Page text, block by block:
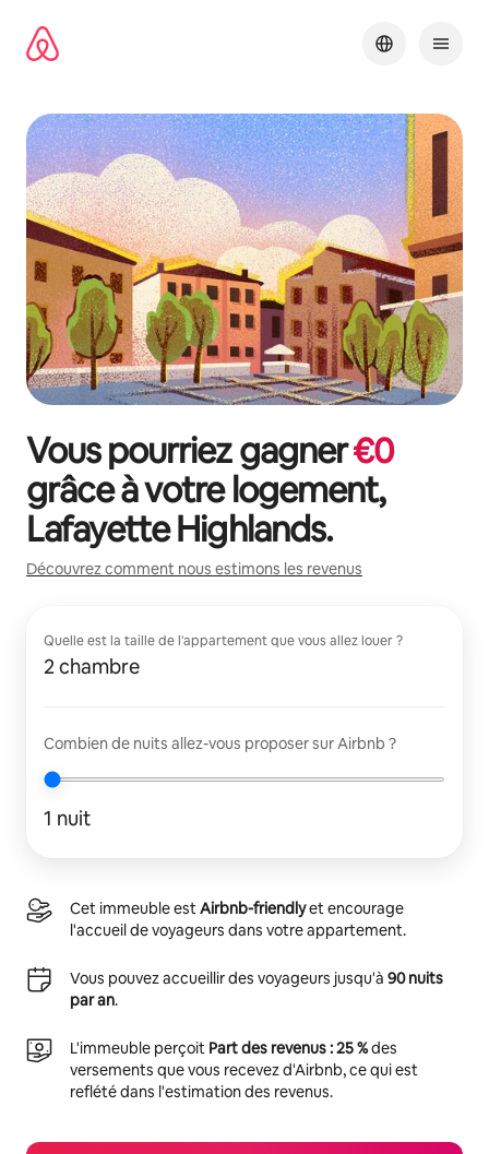
directement
Vous pourriez gagner€0
grâce à votre logement,
Lafayette Highlands.
Découvrez comment nous estimons les revenus
Quelle est la taille de l'appartement que vous allez louer ?
2 chambre
Combien de nuits allez-vous proposer sur Airbnb ?
1 nuit
Cet immeuble estAirbnb-friendlyet encourage
l'accueil de voyageurs dans votre appartement.
Vous pouvez accueillir des voyageurs jusqu'à 90 nuits
par an.
L'immeuble perçoit Part des revenus : 25 %des
versements que vous recevez d'Airbnb, ce qui est
reflété dans l'estimation des revenus.